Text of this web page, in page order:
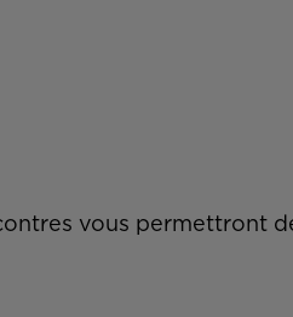
vous permettront